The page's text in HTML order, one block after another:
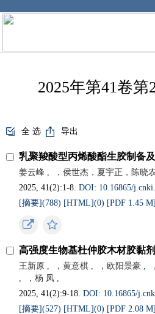
2025年第41卷
全 选 导出
乳聚羧酸型丙烯酸酯生胶制备
姜云峰 ,
，侯世杰，夏宇正，陈晓
2025, 41(2):1-8.DOI: 10.16865/
[摘要](788) [HTML](0) [PDF 1.45
高强度生物基杜仲胶木材胶黏
王新原 , ，黄意棋 , ，欧阳景豪 ,
,
，杨 凤 ,
2025, 41(2):9-18.DOI: 10.16865/
[摘要](527) [HTML](0) [PDF 2.08